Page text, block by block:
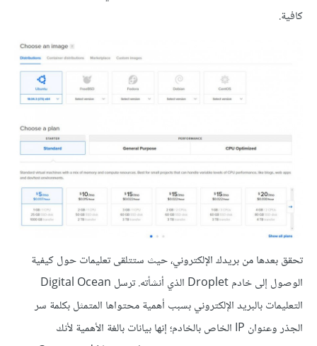
كافية.
تحقق بعدها من بريدك الإلكتروني، حيث ستتلقى تعليمات حول كيفية
الوصول إلى خادم Droplet الذي أنشأته. ترسل Digital Ocean
التعليمات بالبريد الإلكتروني بسبب أهمية محتواها المتمثل بكلمة سر
الجذر وعنوان IP الخاص بالخادم؛ إنها بيانات بالغة الأهمية لأنك